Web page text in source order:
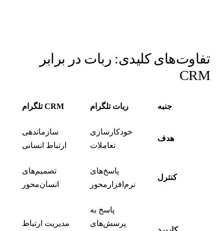
کلیدی: ربات در برابر
ربات تلگرام CRM تلگرام
هدف
خودکارسازی
تعاملات
سازماندهی
ارتباط انسانی
کنترل
پاسخ‌های
نرم‌افزارمحور
تصمیم‌های
انسان‌محور
پاسخ به
پرسش‌های
مدیریت ارتباط